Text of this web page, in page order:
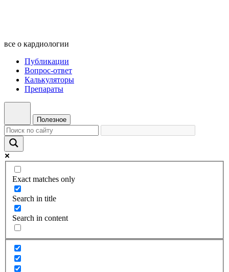
все о кардиологии
Публикации
Вопрос-ответ
Калькуляторы
Препараты
Полезное
Exact matches only
Search in title
Search in content